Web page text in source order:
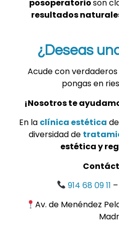
posoperatorioson
resultados
¿Deseas
Acude con verdaderos
pongas en
¡Nosotros te
En la clínica estética
diversidad de
estética y
914 68 09 11
Av. de Menéndez